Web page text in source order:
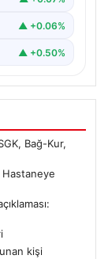
▲ +0.06%
▲ +0.50%
Bağ-Kur,
Hastaneye
kişi